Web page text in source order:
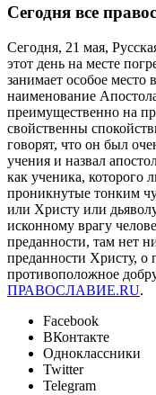
Сегодня все
Сегодня, 21 мая,
этот день на месте
занимает особое место
наименование
преимущественно на
свойственны
говорят, что он был
учения и назвал
как ученика, которого
проникнутые тонким
или Христу или
исконному врагу
преданности, там нет
преданности Христу, о
противоположное
ПРАВОСЛАВИЕ.RU.
Facebook
ВКонтакте
Одноклассники
Twitter
Telegram